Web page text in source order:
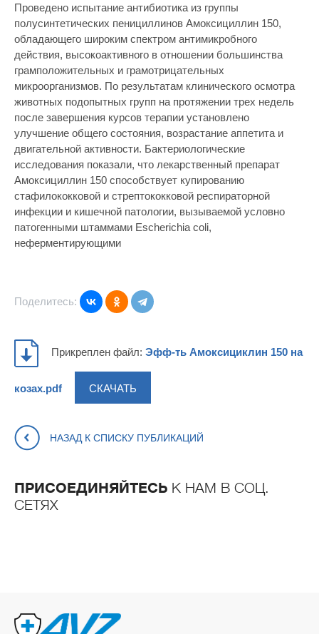
Проведено испытание антибиотика из группы
полусинтетических пенициллинов Амоксициллин 150,
обладающего широким спектром антимикробного
действия, высокоактивного в отношении большинства
грамположительных и грамотрицательных
микроорганизмов. По результатам клинического осмотра
животных подопытных групп на протяжении трех недель
после завершения курсов терапии установлено
улучшение общего состояния, возрастание аппетита и
двигательной активности. Бактериологические
исследования показали, что лекарственный препарат
Амоксициллин 150 способствует купированию
стафилококковой и стрептококковой респираторной
инфекции и кишечной патологии, вызываемой условно
патогенными штаммами Escherichia coli,
неферментирующими
Поделитесь:
Прикреплен файл: Эфф-ть Амоксициклин 150 на
козах.pdf СКАЧАТЬ
НАЗАД К СПИСКУ ПУБЛИКАЦИЙ
ПРИСОЕДИНЯЙТЕСЬ К НАМ В СОЦ.
СЕТЯХ